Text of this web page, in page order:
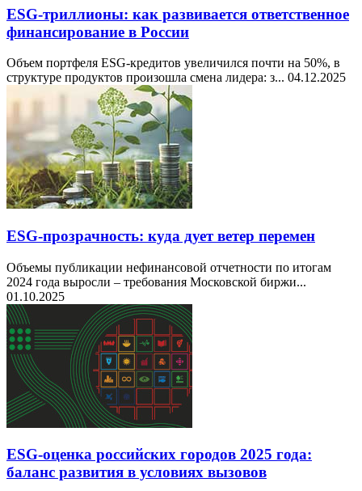
ESG-триллионы: как развивается ответственное
финансирование в России
Объем портфеля ESG-кредитов увеличился почти на 50%, в
структуре продуктов произошла смена лидера: з... 04.12.2025
ESG-прозрачность: куда дует ветер перемен
Объемы публикации нефинансовой отчетности по итогам
2024 года выросли – требования Московской биржи...
01.10.2025
ESG-оценка российских городов 2025 года:
баланс развития в условиях вызовов